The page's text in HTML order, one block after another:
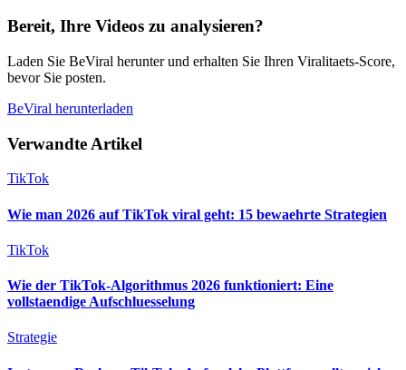
Bereit, Ihre Videos zu analysieren?
Laden Sie BeViral herunter und erhalten Sie Ihren Viralitaets-Score,
bevor Sie posten.
BeViral herunterladen
Verwandte Artikel
TikTok
Wie man 2026 auf TikTok viral geht: 15 bewaehrte Strategien
TikTok
Wie der TikTok-Algorithmus 2026 funktioniert: Eine
vollstaendige Aufschluesselung
Strategie